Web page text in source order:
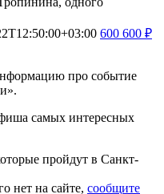
600 600 ₽
про событие
самых интересных
пройдут в Санкт-
нет на сайте, сообщите